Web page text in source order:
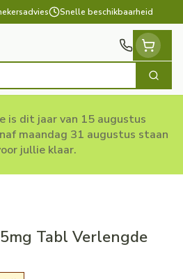
Snelle beschikbaarheid
Zoek
is dit jaar van 15 augustus
maandag 31 augustus staan
jullie klaar.
Tabl Verlengde